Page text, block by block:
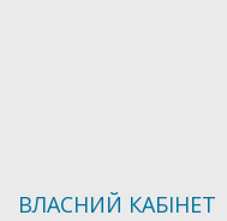
ВЛАСНИЙ КАБІНЕТ